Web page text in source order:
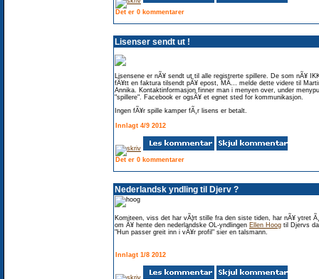
Det er 0 kommentarer
Lisenser sendt ut !
Lisensene er nÃ¥ sendt ut til alle registrerte spillere. De som nÃ¥
fÃ¥tt en faktura tilsendt pÃ¥ epost, MÃ… melde dette videre til
Annika. Kontaktinformasjon finner man i menyen over, under
"spillere". Facebook er ogsÃ¥ et egnet sted for kommunikasjon.
Ingen fÃ¥r spille kamper fÃ¸r lisens er betalt.
Innlagt 4/9 2012
Det er 0 kommentarer
Nederlandsk yndling til Djerv ?
Komiteen, viss det har vÃ¦rt stille fra den siste tiden, har nÃ¥ ytret
om Ã¥ hente den nederlandske OL-yndlingen Ellen Hoog til Djervs
"Hun passer greit inn i vÃ¥r profil" sier en talsmann.
Innlagt 1/8 2012